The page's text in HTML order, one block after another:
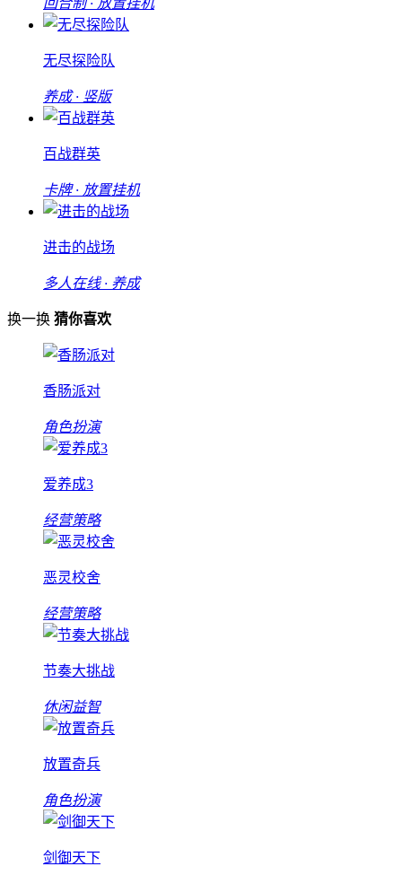
无尽探险队
养成 · 竖版
百战群英
卡牌 · 放置挂机
进击的战场
多人在线 · 养成
换一换 猜你喜欢
香肠派对
角色扮演
爱养成3
经营策略
恶灵校舍
经营策略
节奏大挑战
休闲益智
放置奇兵
角色扮演
剑御天下